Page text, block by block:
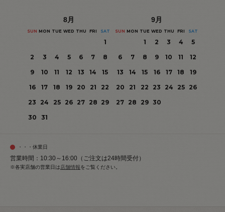
8月
SUN MON TUE WED THU FRI SAT
1
2
3 4 5 6 7
8
9
10 11 12 13 14
15
16
17 18 19 20 21
22
23
24 25 26 27 28 29
30
31
9月
SUN MON TUE WED THU FRI SAT
1 2 3 4
5
6
7 8 9 10 11
12
13
14 15 16 17 18
19
20
21 22 23 24 25
26
27 28 29 30
・・・休業日
営業時間：10:30～16:00（ご注文は24時間受付）
※各実店舗の営業日は 店舗情報をご覧ください。